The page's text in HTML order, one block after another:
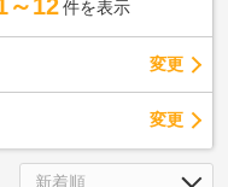
～12 件を表示
変更
変更